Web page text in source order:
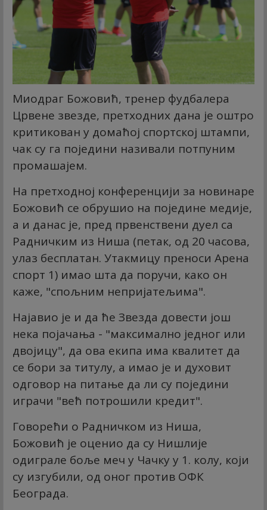
Миодраг Божовић, тренер фудбалера
Црвене звезде, претходних дана је оштро
критикован у домаћој спортској штампи,
чак су га поједини називали потпуним
промашајем.
На претходној конференцији за новинаре
Божовић се обрушио на поједине медије,
а и данас је, пред првенствени дуел са
Радничким из Ниша (петак, од 20 часова,
улаз бесплатан. Утакмицу преноси Арена
спорт 1) имао шта да поручи, како он
каже, "спољним непријатељима".
Најавио је и да ће Звезда довести још
нека појачања - "максимално једног или
двојицу", да ова екипа има квалитет да
се бори за титулу, а имао је и духовит
одговор на питање да ли су поједини
играчи "већ потрошили кредит".
Говорећи о Радничком из Ниша,
Божовић је оценио да су Нишлије
одиграле боље меч у Чачку у 1. колу, који
су изгубили, од оног против ОФК
Београда.